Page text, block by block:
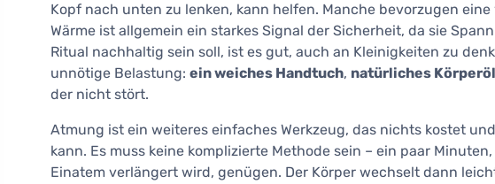
Kopf nach unten zu lenken, kann helfen. Manche bevorzugen
Wärme ist allgemein ein starkes Signal der Sicherheit, da sie
Ritual nachhaltig sein soll, ist es gut, auch an Kleinigkeiten zu
unnötige Belastung: ein weiches Handtuch, natürliches Körperöl
der nicht stört.
Atmung ist ein weiteres einfaches Werkzeug, das nichts kostet
kann. Es muss keine komplizierte Methode sein – ein paar
Einatem verlängert wird, genügen. Der Körper wechselt dann